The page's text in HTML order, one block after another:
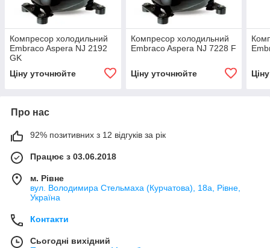
Компресор холодильний
Embraco Aspera NJ 2192
GK
Ціну уточнюйте
Компресор холодильний
Embraco Aspera NJ 7228 F
Ціну уточнюйте
Про нас
92% позитивних з 12 відгуків за рік
Працює з 03.06.2018
м. Рівне
вул. Володимира Стельмаха (Курчатова), 18а, Рівне,
Україна
Контакти
Сьогодні вихідний